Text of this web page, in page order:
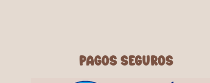
PAGOS SEGUROS